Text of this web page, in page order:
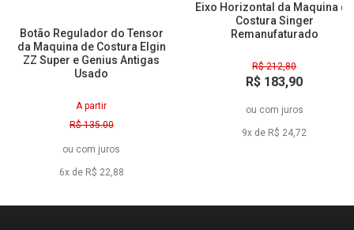
Botão Regulador do Tensor
da Maquina de Costura Elgin
ZZ Super e Genius Antigas
Usado
A partir
R$ 135,00
à vista
ou
6x de R$ 22,88
com juros
Eixo Horizontal da Maquina de
Costura Singer
Remanufaturado
R$ 212,80
R$ 183,90
ou
9x de R$ 24,72
com juros